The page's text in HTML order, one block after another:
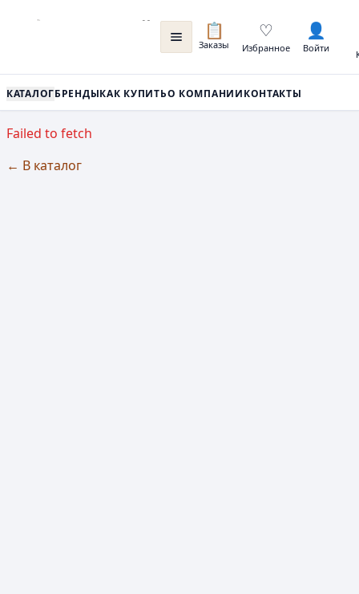
📋
Заказы
♡
Избранное
👤
Войти
КАТАЛОГБРЕНДЫКАК КУПИТЬО КОМПАНИИКОНТАКТЫ
Failed to fetch
← В каталог